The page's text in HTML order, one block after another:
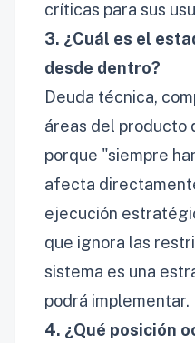
críticas para sus
3. ¿Cuál es el
desde dentro?
Deuda técnica,
áreas del producto
porque "siempre
afecta
ejecución
que ignora las
sistema es una
podrá implementar.
4. ¿Qué posición